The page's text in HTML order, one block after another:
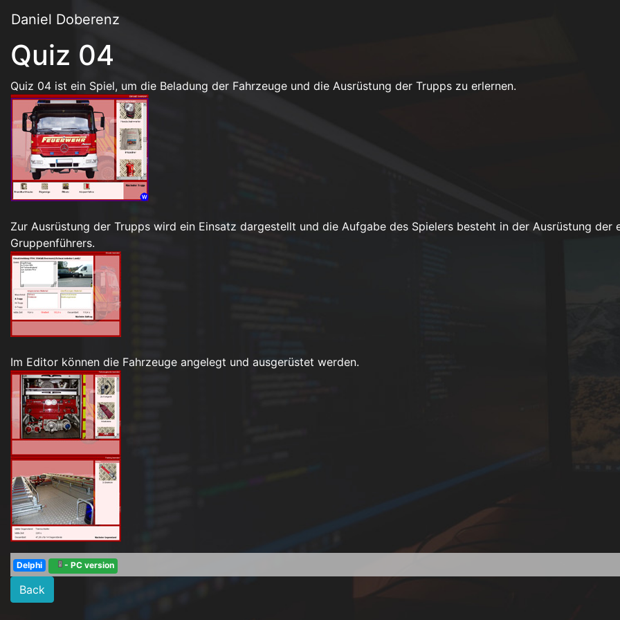
Daniel Doberenz
Quiz 04
Quiz 04 ist ein Spiel, um die Beladung der Fahrzeuge und die Ausrüstung der Trupps zu erlernen.
Zur Ausrüstung der Trupps wird ein Einsatz dargestellt und die Aufgabe des Spielers besteht in der Ausrüstung der
Gruppenführers.
Im Editor können die Fahrzeuge angelegt und ausgerüstet werden.
Delphi - PC version
Back